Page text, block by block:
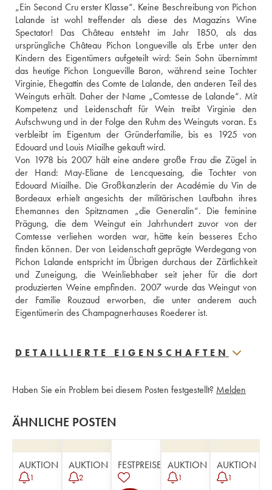
„Ein Second Cru erster Klasse“. Keine Beschreibung von Pichon
Lalande ist wohl treffender als diese des Magazins Wine
Spectator! Das Château entsteht im Jahr 1850, als das
ursprüngliche Château Pichon Longueville als Erbe unter den
Kindern des Eigentümers aufgeteilt wird: Sein Sohn übernimmt
das heutige Pichon Longueville Baron, während seine Tochter
Virginie, Ehegattin des Comte de Lalande, den anderen Teil des
Weinguts erhält. Daher der Name „Comtesse de Lalande“. Mit
Kompetenz und Leidenschaft für Wein treibt Virginie den
Aufschwung und in der Folge den Ruhm des Weinguts voran. Es
verbleibt im Eigentum der Gründerfamilie, bis es 1925 von
Edouard und Louis Miailhe gekauft wird.
Von 1978 bis 2007 hält eine andere große Frau die Zügel in
der Hand: May-Eliane de Lencquesaing, die Tochter von
Edouard Miailhe. Die Großkanzlerin der Académie du Vin de
Bordeaux erhielt angesichts der militärischen Laufbahn ihres
Ehemannes den Spitznamen „die Generalin“. Die feminine
Prägung, die dem Weingut ein Jahrhundert zuvor von der
Comtesse verliehen worden war, hätte kein besseres Echo
finden können. Der von Leidenschaft geprägte Werdegang von
Pichon Lalande entspricht im Übrigen durchaus der Zärtlichkeit
und Zuneigung, die Weinliebhaber seit jeher für die dort
produzierten Weine empfinden. 2007 wurde das Weingut von
der Familie Rouzaud erworben, die unter anderem auch
Eigentümerin des Champagnerhauses Roederer ist.
DETAILLIERTE EIGENSCHAFTEN
Haben Sie ein Problem bei diesem Posten festgestellt? Melden
ÄHNLICHE POSTEN
AUKTION
1
AUKTION
2
FESTPREISE AUKTION
1
AUKTION
1